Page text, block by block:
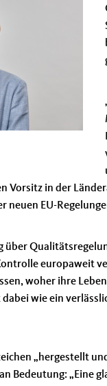
Vorsitz in der
neuen EU-
über
europaweit
woher ihre
wie ein
„hergestellt
Bedeutung: „Eine